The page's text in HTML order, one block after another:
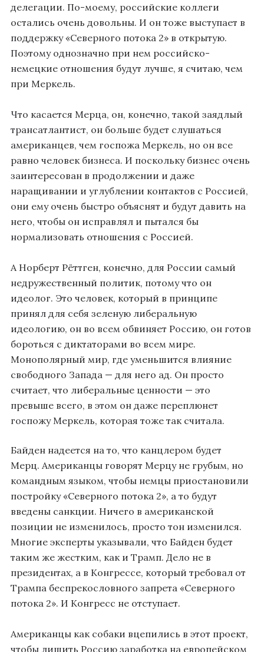
делегации. По-моему, российские коллеги
остались очень довольны. И он тоже выступает в
поддержку «Северного потока 2» в открытую.
Поэтому однозначно при нем российско-
немецкие отношения будут лучше, я считаю, чем
при Меркель.
Что касается Мерца, он, конечно, такой заядлый
трансатлантист, он больше будет слушаться
американцев, чем госпожа Меркель, но он все
равно человек бизнеса. И поскольку бизнес очень
заинтересован в продолжении и даже
наращивании и углублении контактов с Россией,
они ему очень быстро объяснят и будут давить на
него, чтобы он исправлял и пытался бы
нормализовать отношения с Россией.
А Норберт Рёттген, конечно, для России самый
недружественный политик, потому что он
идеолог. Это человек, который в принципе
принял для себя зеленую либеральную
идеологию, он во всем обвиняет Россию, он готов
бороться с диктаторами во всем мире.
Монополярный мир, где уменьшится влияние
свободного Запада — для него ад. Он просто
считает, что либеральные ценности — это
превыше всего, в этом он даже переплюнет
госпожу Меркель, которая тоже так считала.
Байден надеется на то, что канцлером будет
Мерц. Американцы говорят Мерцу не грубым, но
командным языком, чтобы немцы приостановили
постройку «Северного потока 2», а то будут
введены санкции. Ничего в американской
позиции не изменилось, просто тон изменился.
Многие эксперты указывали, что Байден будет
таким же жестким, как и Трамп. Дело не в
президентах, а в Конгрессе, который требовал от
Трампа беспрекословного запрета «Северного
потока 2». И Конгресс не отступает.
Американцы как собаки вцепились в этот проект,
чтобы лишить Россию заработка на европейском